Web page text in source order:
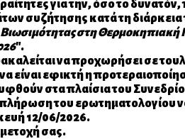
για την, όσο το δυνατόν,
συζήτησης κατά τη διάρκεια
Βιωσιμότητας στη
".
να προχωρήσει σε
είναι εφικτή η
στα πλαίσια του
του ερωτηματολογίου να
12/06/2026.
σας.